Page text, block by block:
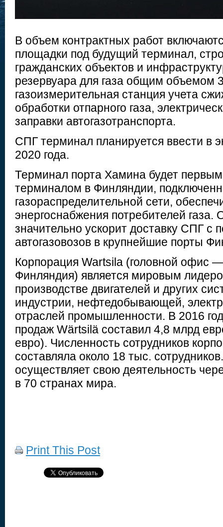
В объем контрактных работ
площадки под будущий терминал,
гражданских объектов и
резервуара для газа общим объемом
газоизмерительная станция учета
обработки отпарного газа,
заправки автогазотранспорта.
СПГ терминал планируется ввести в
2020 года.
Терминал порта Хамина будет
терминалом в Финляндии,
газораспределительной сети,
энергоснабжения потребителей
значительно ускорит доставку СПГ с
автогазовозов в крупнейшие порты
Корпорация Wartsila (головной офис
Финляндия) является мировым
производстве двигателей и других
индустрии, нефтедобывающей,
отраслей промышленности. В 2016
продаж Wärtsilä составил 4,8 млрд
евро). Численность сотрудников
составляла около 18 тыс.
осуществляет свою деятельность
в 70 странах мира.
Print This Post